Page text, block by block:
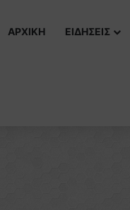
ΑΡΧΙΚΗ ΕΙΔΗΣΕΙΣ